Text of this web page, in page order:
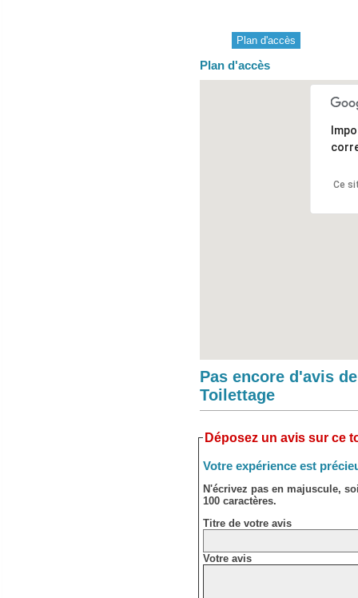
Plan d'accès
Plan d'accès
Ce
Pas encore d'avis
Toilettage
Déposez un avis sur ce
Votre expérience est
N'écrivez pas en majuscule,
100 caractères.
Titre de votre avis
Votre avis